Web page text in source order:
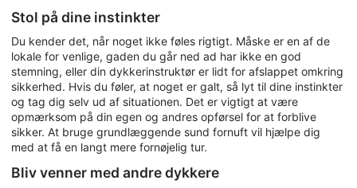
Stol på dine instinkter
Du kender det, når noget ikke føles rigtigt. Måske er en af de
lokale for venlige, gaden du går ned ad har ikke en god
stemning, eller din dykkerinstruktør er lidt for afslappet omkring
sikkerhed. Hvis du føler, at noget er galt, så lyt til dine instinkter
og tag dig selv ud af situationen. Det er vigtigt at være
opmærksom på din egen og andres opførsel for at forblive
sikker. At bruge grundlæggende sund fornuft vil hjælpe dig
med at få en langt mere fornøjelig tur.
Bliv venner med andre dykkere